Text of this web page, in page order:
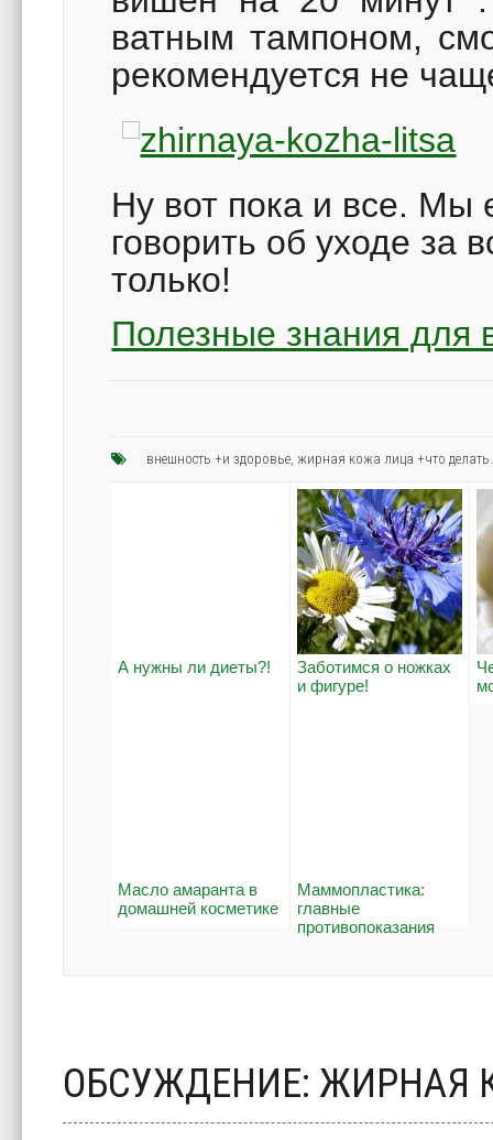
ватным тампоном,
рекомендуется не
Ну вот пока и все. Мы
говорить об уходе за
только!
Полезные знания для
внешность +и здоровье,жирная кожа лица +что делать.
А нужны ли диеты?!
Заботимся о ножках
и фигуре!
Масло амаранта в
домашней косметике
Маммопластика:
главные
противопоказания
ОБСУЖДЕНИЕ: ЖИРНАЯ